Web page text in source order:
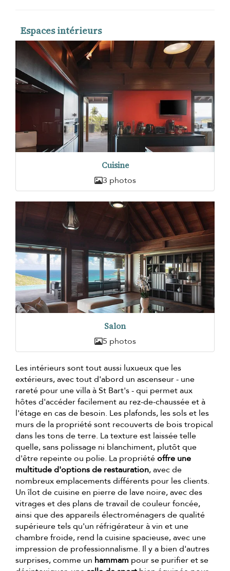
Espaces intérieurs
Cuisine
3 photos
Salon
5 photos
Les intérieurs sont tout aussi luxueux que les
extérieurs, avec tout d'abord un ascenseur - une
rareté pour une villa à St Bart's - qui permet aux
hôtes d'accéder facilement au rez-de-chaussée et à
l'étage en cas de besoin. Les plafonds, les sols et les
murs de la propriété sont recouverts de bois tropical
dans les tons de terre. La texture est laissée telle
quelle, sans polissage ni blanchiment, plutôt que
d'être repeinte ou polie. La propriétéoffre une
multitude d'options de restauration, avec de
nombreux emplacements différents pour les clients.
Un îlot de cuisine en pierre de lave noire, avec des
vitrages et des plans de travail de couleur foncée,
ainsi que des appareils électroménagers de qualité
supérieure tels qu'un réfrigérateur à vin et une
chambre froide, rend la cuisine spacieuse, avec une
impression de professionnalisme. Il y a bien d'autres
surprises, comme un hammam pour se purifier et se